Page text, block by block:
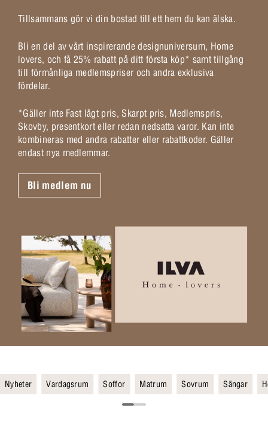
Tillsammans gör vi din bostad till ett hem du kan älska.
Bli en del av vårt inspirerande designuniversum, Home
lovers, och få 25% rabatt på ditt första köp* samt tillgång
till förmånliga medlemspriser och andra exklusiva
fördelar.
*Gäller inte Fast lågt pris, Skarpt pris, Medlemspris,
Skovby, presentkort eller redan nedsatta varor. Kan inte
kombineras med andra rabatter eller rabattkoder. Gäller
endast nya medlemmar.
Bli medlem nu
Nyheter Vardagsrum Soffor Matrum Sovrum Sängar